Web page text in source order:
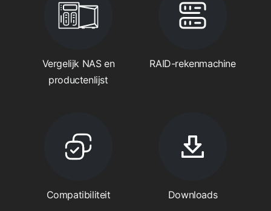
Vergelijk NAS en
productenlijst
RAID-rekenmachine
Compatibiliteit Downloads